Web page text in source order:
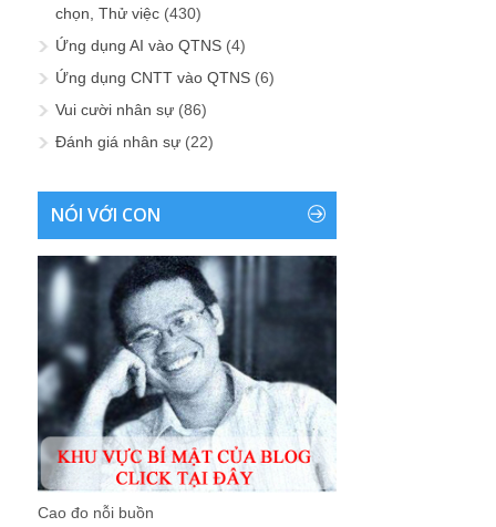
chọn, Thử việc (430)
Ứng dụng AI vào QTNS (4)
Ứng dụng CNTT vào QTNS (6)
Vui cười nhân sự (86)
Đánh giá nhân sự (22)
NÓI VỚI CON
Cao đo nỗi buồn